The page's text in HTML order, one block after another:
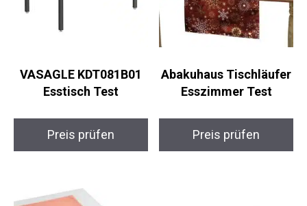
VASAGLE KDT081B01
Esstisch Test
Preis prüfen
Abakuhaus Tischläufer
Esszimmer Test
Preis prüfen